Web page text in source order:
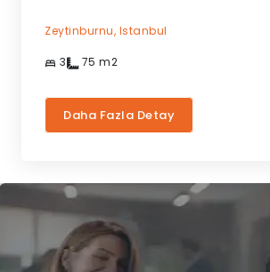
Zeytinburnu, Istanbul
3 75 m2
Daha Fazla Detay